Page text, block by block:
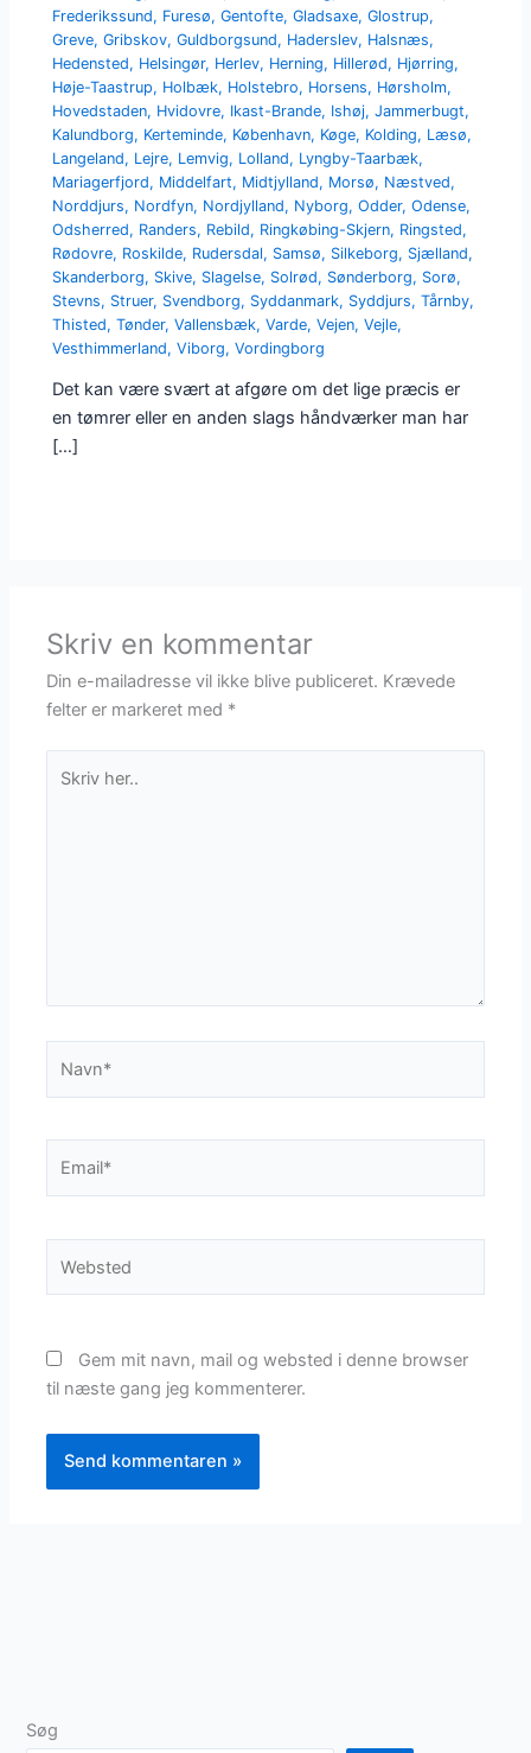
Frederikssund, Furesø,Gentofte,Gladsaxe,Glostrup,
Greve,Gribskov,Guldborgsund, Haderslev, Halsnæs,
Hedensted, Helsingør, Herlev, Herning, Hillerød, Hjørring,
Høje-Taastrup, Holbæk, Holstebro, Horsens, Hørsholm,
Hovedstaden, Hvidovre, Ikast-Brande, Ishøj,Jammerbugt,
Kalundborg, Kerteminde, København, Køge, Kolding, Læsø,
Langeland, Lejre, Lemvig, Lolland, Lyngby-Taarbæk,
Mariagerfjord, Middelfart, Midtjylland, Morsø, Næstved,
Norddjurs, Nordfyn, Nordjylland, Nyborg,Odder,Odense,
Odsherred, Randers, Rebild, Ringkøbing-Skjern, Ringsted,
Rødovre, Roskilde, Rudersdal, Samsø, Silkeborg, Sjælland,
Skanderborg, Skive, Slagelse, Solrød, Sønderborg, Sorø,
Stevns, Struer, Svendborg, Syddanmark, Syddjurs,Tårnby,
Thisted,Tønder,Vallensbæk,Varde,Vejen,Vejle,
Vesthimmerland,Viborg,Vordingborg
Det kan være svært at afgøre om det lige præcis er
en tømrer eller en anden slags håndværker man har
[…]
Skriv en kommentar
Din e-mailadresse vil ikke blive publiceret. Krævede
felter er markeret med *
her..
Gem mit navn, mail og websted i denne browser
til næste gang jeg kommenterer.
Søg